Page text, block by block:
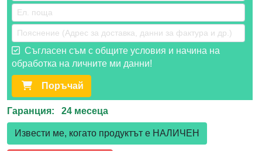
Съгласен съм с общите условия и начина на
обработка на личните ми данни!
Поръчай
Гаранция: 24 месеца
Извести ме, когато продуктът е НАЛИЧЕН